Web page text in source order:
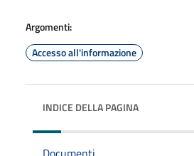
Argomenti:
Accesso all'informazione
INDICE DELLA PAGINA